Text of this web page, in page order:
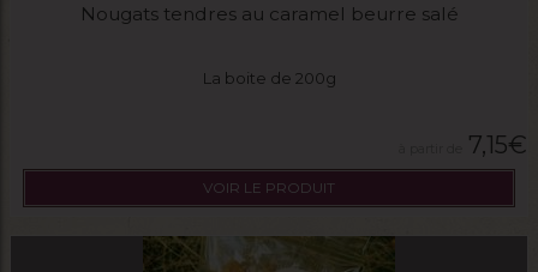
Nougats tendres au caramel beurre salé
La boite de 200g
7,15€
VOIR LE PRODUIT